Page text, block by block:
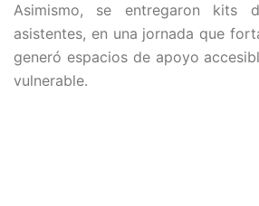
Asimismo, se entregaron kits
asistentes, en una jornada que
generó espacios de apoyo
vulnerable.